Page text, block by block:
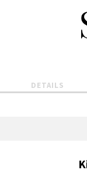
DETAILS